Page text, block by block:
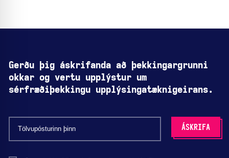
Gerðu þig áskrifanda að þekkingargrunni
okkar og vertu upplýstur um
sérfræðiþekkingu upplýsingatæknigeirans.